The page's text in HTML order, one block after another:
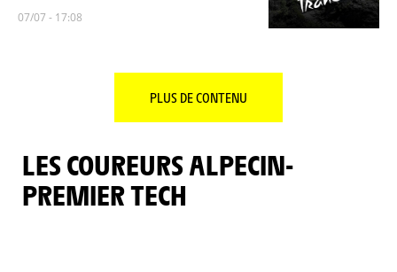
07/07 - 17:08
PLUS DE CONTENU
LES COUREURS ALPECIN-
PREMIER TECH